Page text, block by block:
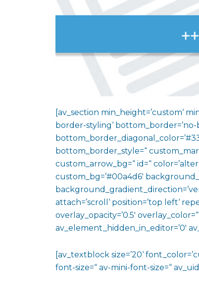
[av_section min_height=’custom‘
border-styling‘
bottom_border_style=“
custom_arrow_bg=“ id=“
custom_bg=’#00a4d6′
attach=’scroll‘ position=’top left‘
overlay_opacity=’0.5′
av_element_hidden_in_editor=’0′
[av_textblock size=’20‘
font-size=“ av-mini-font-size=“